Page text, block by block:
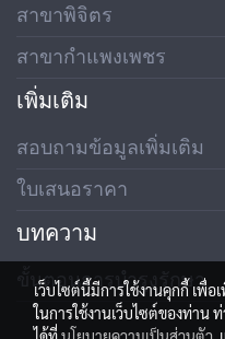
สาขาพิจิตร
สาขากำแพงเพชร
เพิ่มเติม
สอบถามข้อมูลเพิ่มเติม
ใบเสนอราคา
บทความ
ขั้นตอนการบำรุงรักษา
เว็บไซต์นี้มีการใช้งานคุกกี้ เพื่
ในการใช้งานเว็บไซต์ของท่าน